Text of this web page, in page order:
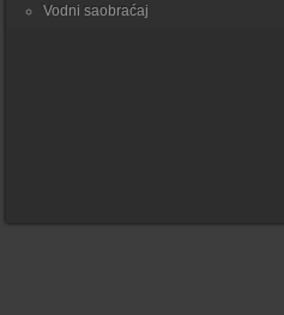
Vodni saobraćaj